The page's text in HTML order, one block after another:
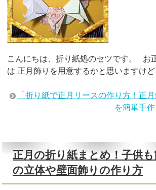
こんにちは、折り紙処のセツです。 お
は 正月飾りを用意するかと思いますけど
「折り紙で正月リースの作り方！正
を簡単手
正月の折り紙まとめ！子供
の立体や壁面飾りの作り方